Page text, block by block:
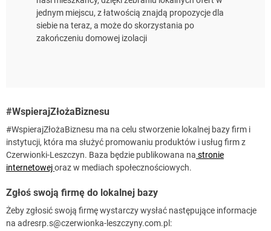
jednym miejscu, z łatwością znajdą propozycje dla
siebie na teraz, a może do skorzystania po
zakończeniu domowej izolacji
#WspierajZłożaBiznesu
#WspierajZłożaBiznesu ma na celu stworzenie lokalnej bazy firm i
instytucji, która ma służyć promowaniu produktów i usług firm z
Czerwionki-Leszczyn. Baza będzie publikowana na stronie
internetowejoraz w mediach społecznościowych.
Zgłoś swoją firmę do lokalnej bazy
Żeby zgłosić swoją firmę wystarczy wysłać następujące informacje
na adresrp.s@czerwionka-leszczyny.com.pl :